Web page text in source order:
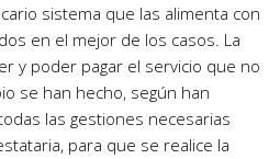
sistema que las alimenta con
en el mejor de los casos. La
y poder pagar el servicio que no
se han hecho, según han
las gestiones necesarias
para que se realice la